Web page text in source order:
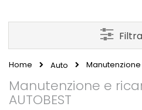
Home Auto
Manutenzione e
AUTOBEST